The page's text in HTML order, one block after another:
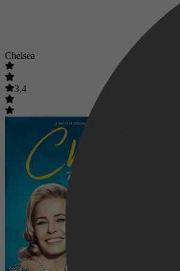
Chelsea
3,4